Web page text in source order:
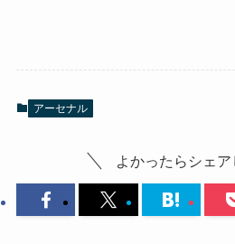
アーセナル
よかったらシェア